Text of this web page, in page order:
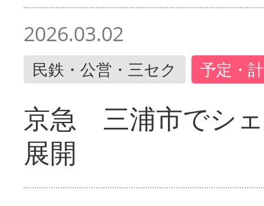
2026.03.02
民鉄・公営・三セク 予定・
京急 三浦市でシ
展開